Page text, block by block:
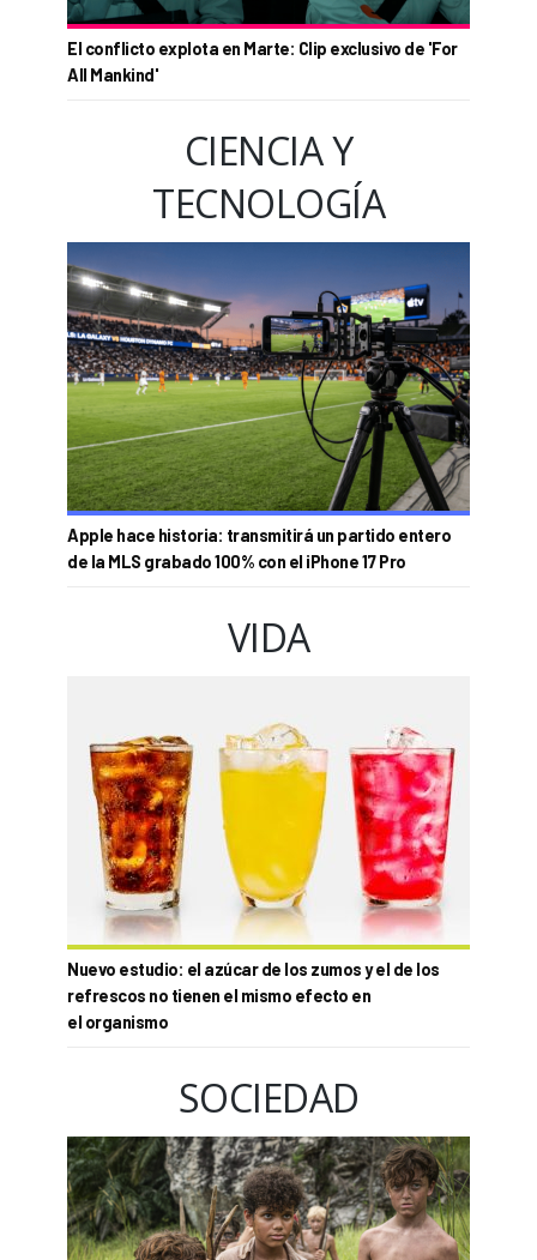
El conflicto explota en Marte: Clip exclusivo de 'For
All Mankind'
CIENCIA Y
TECNOLOGÍA
Apple hace historia: transmitirá un partido entero
de la MLS grabado 100% con el iPhone 17 Pro
VIDA
Nuevo estudio: el azúcar de los zumos y el de los
refrescos no tienen el mismo efecto en
el organismo
SOCIEDAD